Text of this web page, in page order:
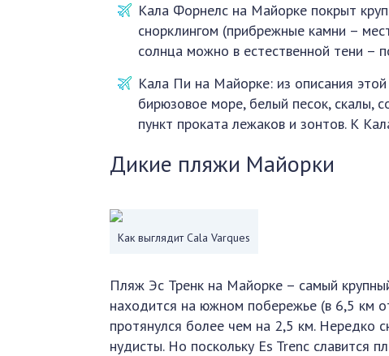
Кала Форнелс на Майорке покрыт
снорклингом (прибрежные камни –
солнца можно в естественной тени –
Кала Пи на Майорке: из описания
бирюзовое море, белый песок, скалы,
пункт проката лежаков и зонтов. К
Дикие пляжи Майорки
Как выглядит Cala Varques
Пляж Эс Тренк на Майорке – самый
находится на южном побережье (в 6,5 км
протянулся более чем на 2,5 км. Нередко
нудисты. Но поскольку Es Trenc славится